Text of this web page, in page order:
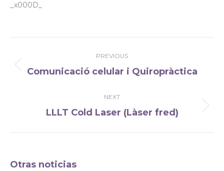
_x000D_
PREVIOUS
Previous
Comunicació celular i Quiropràctica
NEXT
Next
LLLT Cold Laser (Làser fred)
Otras noticias